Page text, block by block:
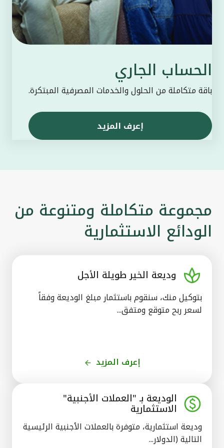
الحساب الجاري
باقة متكاملة من الحلول والخدمات المصرفية المبتكرة.
إعرف المزيد
مجموعة متكاملة ومتنوعة من
الودائع الاستثمارية
وديعة الخير طويلة الأجل
بتوكيل منك، سنقوم باستثمار مبلغ الوديعة وفقاً
لسعر ربح متوقع ومتفق...
إعرف المزيد
الوديعة بـ "العملات الأجنبية"
الاستثمارية
وديعة استثمارية، متوفرة بالعملات الأجنبية الرئيسية
التالية (الدولار...